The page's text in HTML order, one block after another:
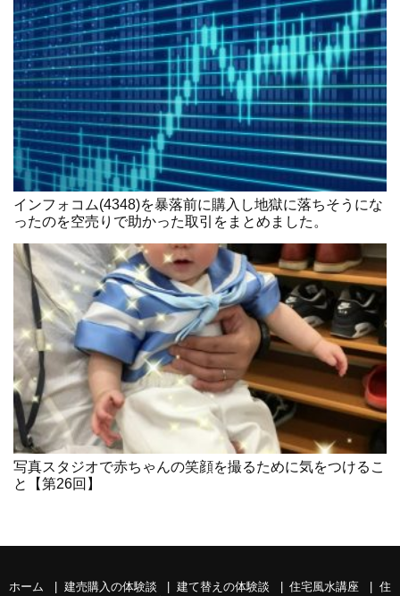
インフォコム(4348)を暴落前に購入し地獄に落ちそうにな
ったのを空売りで助かった取引をまとめました。
写真スタジオで赤ちゃんの笑顔を撮るために気をつけるこ
と【第26回】
ホーム 建売購入の体験談 建て替えの体験談 住宅風水講座
住